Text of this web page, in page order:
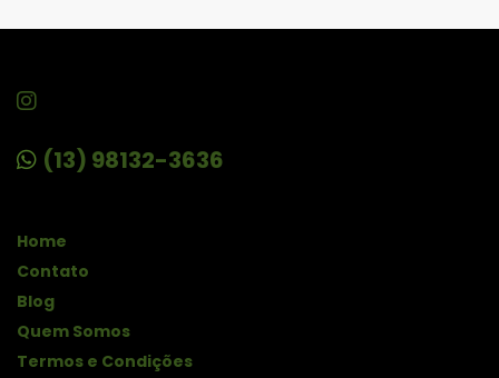
(13) 98132-3636
Home
Contato
Blog
Quem Somos
Termos e Condições